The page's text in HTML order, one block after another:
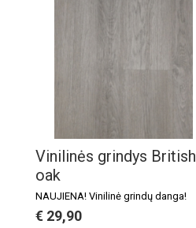
Vinilinės grindys British
oak
NAUJIENA! Vinilinė grindų danga!
€ 29,90